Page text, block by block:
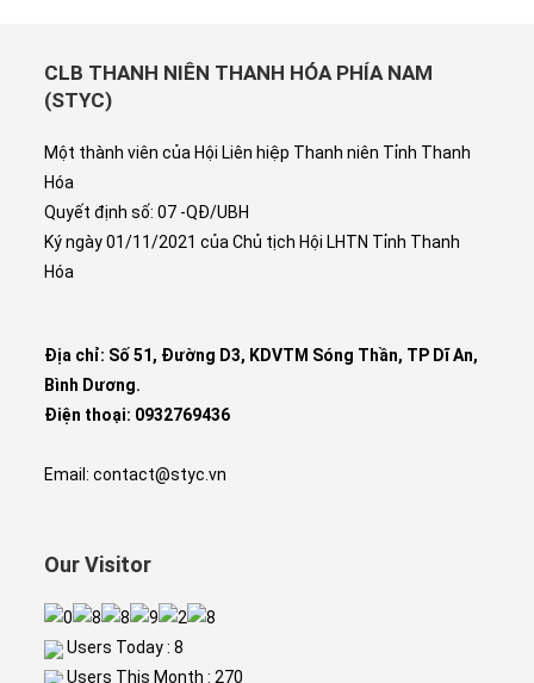
CLB THANH NIÊN THANH HÓA PHÍA NAM
(STYC)
Một thành viên của Hội Liên hiệp Thanh niên Tỉnh Thanh
Hóa
Quyết định số: 07 -QĐ/UBH
Ký ngày 01/11/2021 của Chủ tịch Hội LHTN Tỉnh Thanh
Hóa
Địa chỉ: Số 51, Đường D3, KDVTM Sóng Thần, TP Dĩ An,
Bình Dương.
Điện thoại: 0932769436
Email: contact@styc.vn
Our Visitor
Users Today : 8
Users This Month : 270